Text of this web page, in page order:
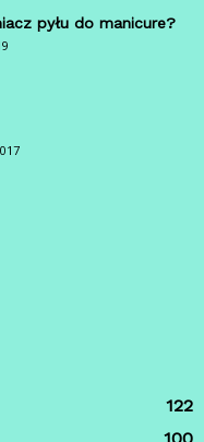
pyłu do manicure?
122
100